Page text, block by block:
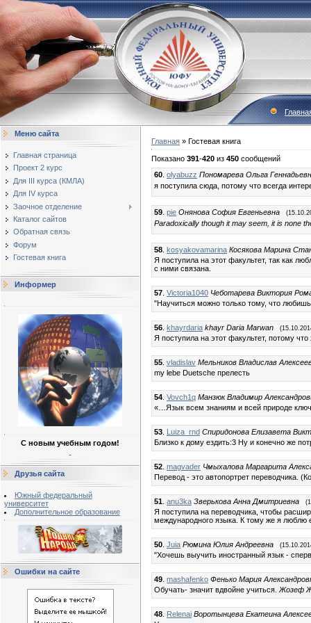
Меню сайта
Главная страница
Проект 2 курс
Для III курса (КМЛА)
Для IV курса
Заочное отделение
Каталог сайтов
Обратная связь
Форум
Гостевая книга
Информер
С новым учебным годом!
Друзья сайта
Южный федеральный
университет
Дополнительное образование
Ошибки на сайте
Главная » Гостевая книга
Показано 391-420 из 450 сообщений
60 olyabuzz Пономарева Ольга
я поступила сюда, потому что всегда
59 pie Онянова София Евгеньевна
Paradoxically though it may seem, it is none
58 kosyakovamarina Косякова Марина
Я поступила на этот факультет, так как
с ними связана.
57 Victoria1040 Чеботарева Виктория
"Научиться можно только тому, что
56 khayrdaria khayr Daria Marwan
Я поступила на этот факультет, потому
55 vladislav Мельников Владислав
my lebe Duetsche прелесть
54 Vovch1q Манзюк Владимир
«…Язык всем знаниям и всей природе
53 Luiza_rnd Спиридонова Елизавета
Близко к дому ездить:3 Ну и конечно же
52 magvader Чмыхалова Маргарита
Перевод - это автопортрет переводчика.
51 anu3ka Зверькова Анна Дмитриевна
Я поступила на переводчика, чтобы
международного языка. К тому же я люблю
50 Juia Рюмина Юлия Андреевна
"Хочешь выучить иностранный язык -
49 mashafenko Фенько Мария
Обучать- значит вдвойне учиться. Жозеф
48 Relenai Воротынцева Екатеина